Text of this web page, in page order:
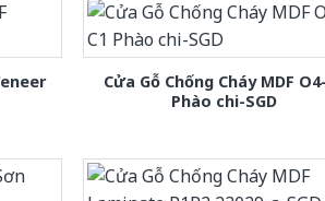
Cửa Gỗ Chống Cháy MDF
Phào chi-SGD